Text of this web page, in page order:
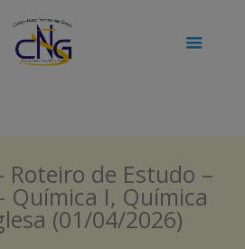
Roteiro de Estudo –
Química I, Química
(01/04/2026)